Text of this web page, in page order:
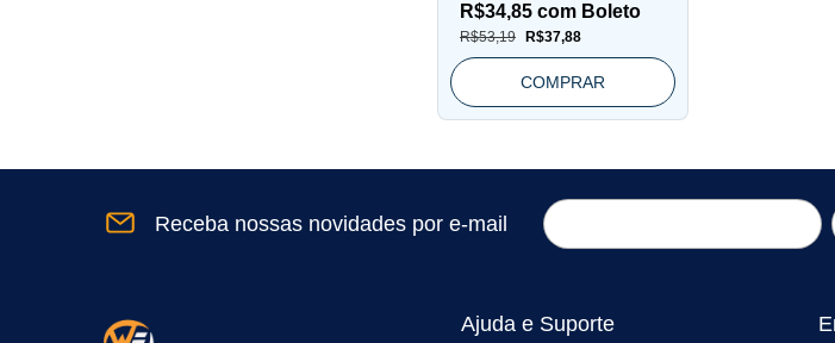
R$53,19 R$37,88
R$34,85 com Boleto
COMPRAR
Receba nossas novidades por e-mail
Ajuda e Suporte